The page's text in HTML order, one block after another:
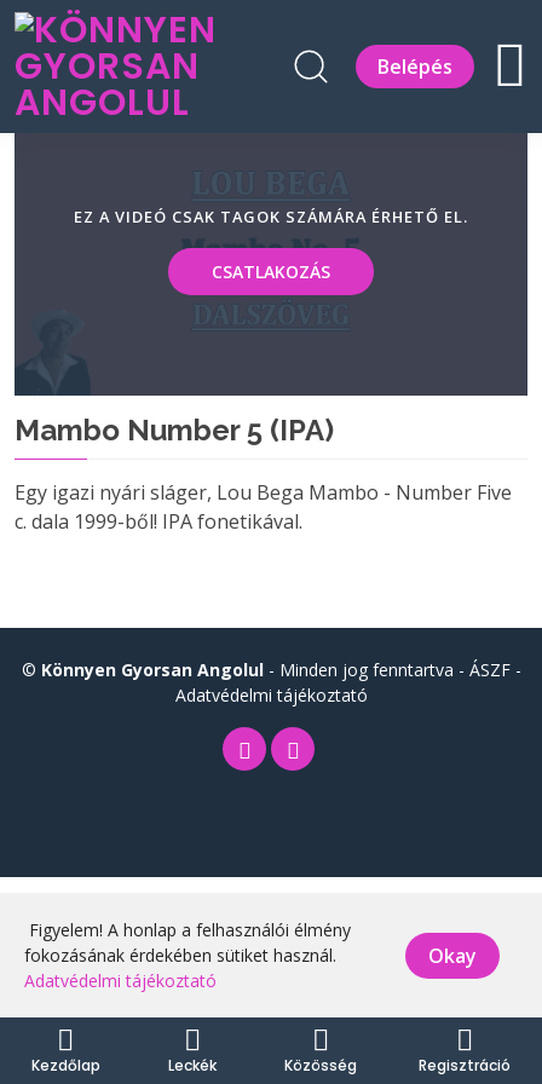
Belépés
EZ A VIDEÓ CSAK TAGOK SZÁMÁRA ÉRHETŐ EL.
CSATLAKOZÁS
Mambo Number 5 (IPA)
Egy igazi nyári sláger, Lou Bega Mambo - Number Five
c. dala 1999-ből! IPA fonetikával.
© Könnyen Gyorsan Angolul- Minden jog fenntartva - ÁSZF-
Adatvédelmi tájékoztató
Figyelem! A honlap a felhasználói élmény
fokozásának érdekében sütiket használ.
Adatvédelmi tájékoztató
Okay
Kezdőlap Leckék Közösség Regisztráció